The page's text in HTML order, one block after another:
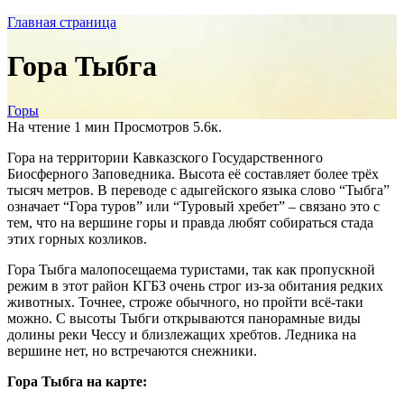
Главная страница
Гора Тыбга
Горы
На чтение 1 мин Просмотров 5.6к.
Гора на территории Кавказского Государственного
Биосферного Заповедника. Высота её составляет более трёх
тысяч метров. В переводе с адыгейского языка слово “Тыбга”
означает “Гора туров” или “Туровый хребет” – связано это с
тем, что на вершине горы и правда любят собираться стада
этих горных козликов.
Гора Тыбга малопосещаема туристами, так как пропускной
режим в этот район КГБЗ очень строг из-за обитания редких
животных. Точнее, строже обычного, но пройти всё-таки
можно. С высоты Тыбги открываются панорамные виды
долины реки Чессу и близлежащих хребтов. Ледника на
вершине нет, но встречаются снежники.
Гора Тыбга на карте: